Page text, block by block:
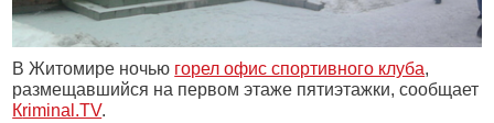
В Житомире ночью горел офис спортивного клуба,
размещавшийся на первом этаже пятиэтажки, сообщает
Кriminal.TV.